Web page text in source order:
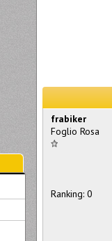
frabiker
Foglio Rosa
Ranking: 0